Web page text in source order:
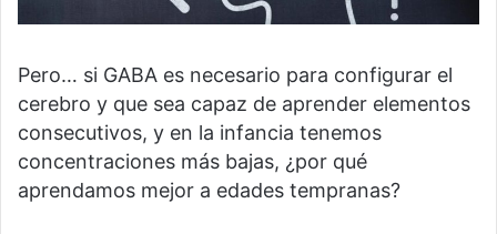
Pero… si GABA es necesario para configurar el
cerebro y que sea capaz de aprender elementos
consecutivos, y en la infancia tenemos
concentraciones más bajas, ¿por qué
aprendamos mejor a edades tempranas?